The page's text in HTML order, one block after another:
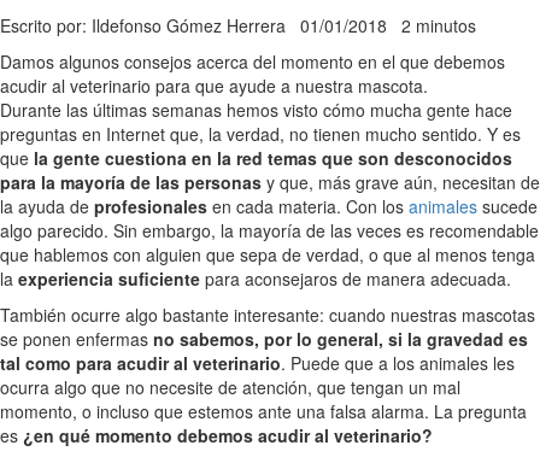
Escrito por: Ildefonso Gómez Herrera 01/01/2018 2 minutos
Damos algunos consejos acerca del momento en el que debemos
acudir al veterinario para que ayude a nuestra mascota.
Durante las últimas semanas hemos visto cómo mucha gente hace
preguntas en Internet que, la verdad, no tienen mucho sentido. Y es
que la gente cuestiona en la red temas que son desconocidos
para la mayoría de las personas y que, más grave aún, necesitan de
la ayuda de profesionales en cada materia. Con los animales sucede
algo parecido. Sin embargo, la mayoría de las veces es recomendable
que hablemos con alguien que sepa de verdad, o que al menos tenga
la experiencia suficiente para aconsejaros de manera adecuada.
También ocurre algo bastante interesante: cuando nuestras mascotas
se ponen enfermas no sabemos, por lo general, si la gravedad es
tal como para acudir al veterinario. Puede que a los animales les
ocurra algo que no necesite de atención, que tengan un mal
momento, o incluso que estemos ante una falsa alarma. La pregunta
es ¿en qué momento debemos acudir al veterinario?